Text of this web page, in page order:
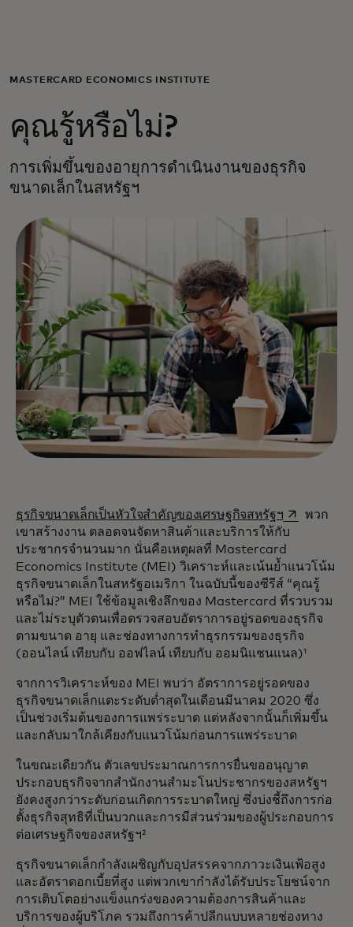
สำหรับธุรกิจ
เพื่อโลก
สำหรับผู้สร้างนวัตกรรม
ข่าวสารและแนวโน้ม
MASTERCARD ECONOMICS INSTITUTE
คุณรู้หรือไม่?
การเพิ่มขึ้นของอายุการดำเนินงานของธุรกิจ
ขนาดเล็กในสหรัฐฯ
ธุรกิจขนาดเล็กเป็นหัวใจสำคัญของเศรษฐกิจสหรัฐฯopens in a
พวก
เขาสร้างงาน ตลอดจนจัดหาสินค้าและบริการให้กับ
ประชากรจำนวนมาก นั่นคือเหตุผลที่ Mastercard
Economics Institute (MEI) วิเคราะห์และเน้นย้ำแนวโน้ม
ธุรกิจขนาดเล็กในสหรัฐอเมริกา ในฉบับนี้ของซีรีส์ “คุณรู้
หรือไม่?” MEI ใช้ข้อมูลเชิงลึกของ Mastercard ที่รวบรวม
และไม่ระบุตัวตนเพื่อตรวจสอบอัตราการอยู่รอดของธุรกิจ
ตามขนาด อายุ และช่องทางการทำธุรกรรมของธุรกิจ
(ออนไลน์ เทียบกับ ออฟไลน์ เทียบกับ ออมนิแชนแนล)¹
จากการวิเคราะห์ของ MEI พบว่า อัตราการอยู่รอดของ
ธุรกิจขนาดเล็กแตะระดับต่ำสุดในเดือนมีนาคม 2020 ซึ่ง
เป็นช่วงเริ่มต้นของการแพร่ระบาด แต่หลังจากนั้นก็เพิ่มขึ้น
และกลับมาใกล้เคียงกับแนวโน้มก่อนการแพร่ระบาด
ในขณะเดียวกัน ตัวเลขประมาณการการยื่นขออนุญาต
ประกอบธุรกิจจากสำนักงานสำมะโนประชากรของสหรัฐฯ
ยังคงสูงกว่าระดับก่อนเกิดการระบาดใหญ่ ซึ่งบ่งชี้ถึงการก่อ
ตั้งธุรกิจสุทธิที่เป็นบวกและการมีส่วนร่วมของผู้ประกอบการ
ต่อเศรษฐกิจของสหรัฐฯ²
ธุรกิจขนาดเล็กกำลังเผชิญกับอุปสรรคจากภาวะเงินเฟ้อสูง
และอัตราดอกเบี้ยที่สูง แต่พวกเขากำลังได้รับประโยชน์จาก
การเติบโตอย่างแข็งแกร่งของความต้องการสินค้าและ
บริการของผู้บริโภค รวมถึงการค้าปลีกแบบหลายช่องทาง